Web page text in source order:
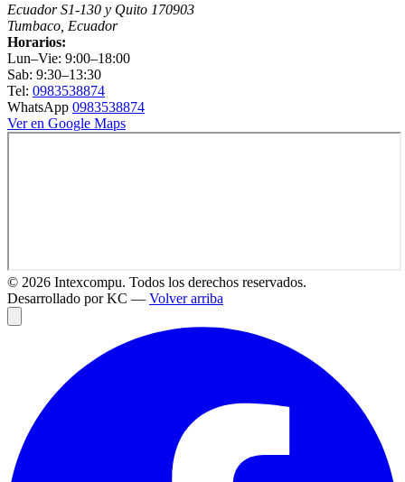
Ecuador S1-130 y Quito 170903
Tumbaco, Ecuador
Horarios:
Lun–Vie: 9:00–18:00
Sab: 9:30–13:30
Tel: 0983538874
WhatsApp 0983538874
Ver en Google Maps
© 2026 Intexcompu. Todos los derechos reservados.
Desarrollado por KC — Volver arriba